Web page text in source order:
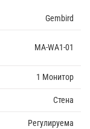
Gembird
MA-WA1-01
1 Монитор
Стена
Регулируема